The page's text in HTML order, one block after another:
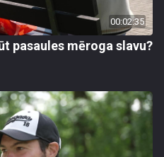
00:02:35
pasaules mēroga slavu?